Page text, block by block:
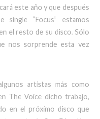
este año y que después
single “Focus” estamos
el resto de su disco. Sólo
nos sorprende esta vez
artistas más como
The Voice dicho trabajo,
en el próximo disco que